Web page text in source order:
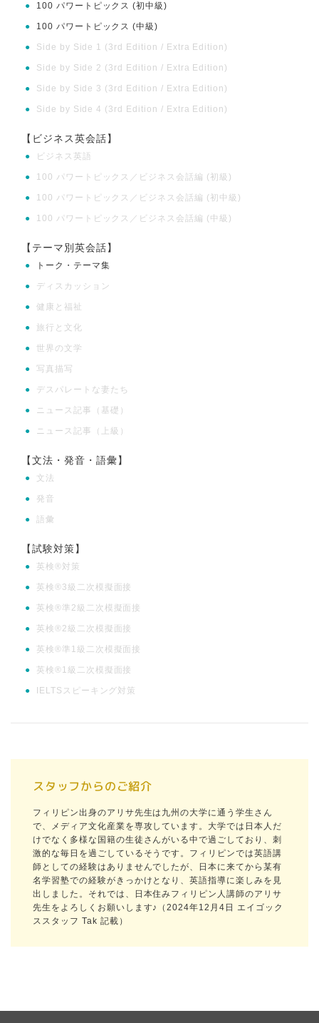
● 100 パワートピックス (初中級)
● 100 パワートピックス (中級)
● Side by Side 1 (3rd Edition / Extra Edition)
● Side by Side 2 (3rd Edition / Extra Edition)
● Side by Side 3 (3rd Edition / Extra Edition)
● Side by Side 4 (3rd Edition / Extra Edition)
【ビジネス英会話】
● ビジネス英語
● 100 パワートピックス／ビジネス会話編 (初級)
● 100 パワートピックス／ビジネス会話編 (初中級)
● 100 パワートピックス／ビジネス会話編 (中級)
【テーマ別英会話】
● トーク・テーマ集
● ディスカッション
● 健康と福祉
● 旅行と文化
● 世界の文学
● 写真描写
● デスパレートな妻たち
● ニュース記事（基礎）
● ニュース記事（上級）
【文法・発音・語彙】
● 文法
● 発音
● 語彙
【試験対策】
● 英検®対策
● 英検®3級二次模擬面接
● 英検®準2級二次模擬面接
● 英検®2級二次模擬面接
● 英検®準1級二次模擬面接
● 英検®1級二次模擬面接
● IELTSスピーキング対策
スタッフからのご紹介
フィリピン出身のアリサ先生は九州の大学に通う学生さん
で、メディア文化産業を専攻しています。大学では日本人だ
けでなく多様な国籍の生徒さんがいる中で過ごしており、刺
激的な毎日を過ごしているそうです。フィリピンでは英語講
師としての経験はありませんでしたが、日本に来てから某有
名学習塾での経験がきっかけとなり、英語指導に楽しみを見
出しました。それでは、日本住みフィリピン人講師のアリサ
先生をよろしくお願いします♪（2024年12月4日 エイゴック
ススタッフ Tak 記載）